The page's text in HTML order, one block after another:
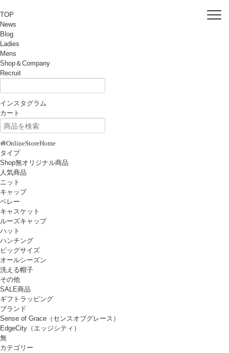
TOP
News
Blog
Ladies
Mens
Shop＆Company
Recruit
インスタグラム
カート
OnlineStoreHome
タイプ
Shop無オリジナル商品
人気商品
ニット
キャップ
ベレー
キャスケット
ルーズキャップ
ハット
ハンチング
ビッグサイズ
オールシーズン
洗える帽子
その他
SALE商品
ギフトラッピング
ブランド
Sense of Grace（センスオブグレース）
EdgeCity（エッジシティ）
無
カテゴリー